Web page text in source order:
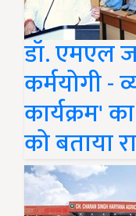
डॉ. एमएल
कर्मयोगी -
कार्यक्रम'
को बताया